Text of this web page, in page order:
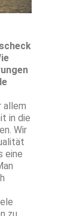
allem
in die
Wir
eine